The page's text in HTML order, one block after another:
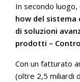
In secondo luogo,
how del
di soluzioni
prodotti –
Con un fatturato
(oltre 2,5 miliardi